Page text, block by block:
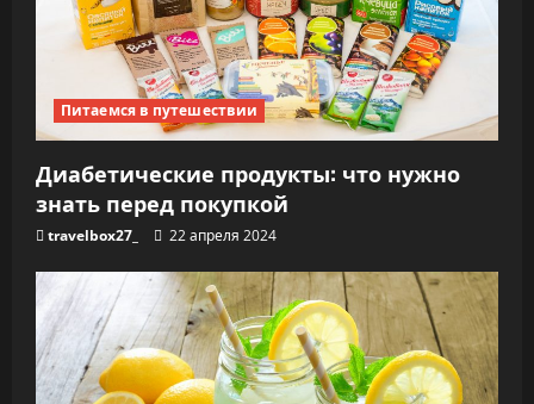
Питаемся в путешествии
Диабетические продукты: что нужно
знать перед покупкой
travelbox27_ 22 апреля 2024